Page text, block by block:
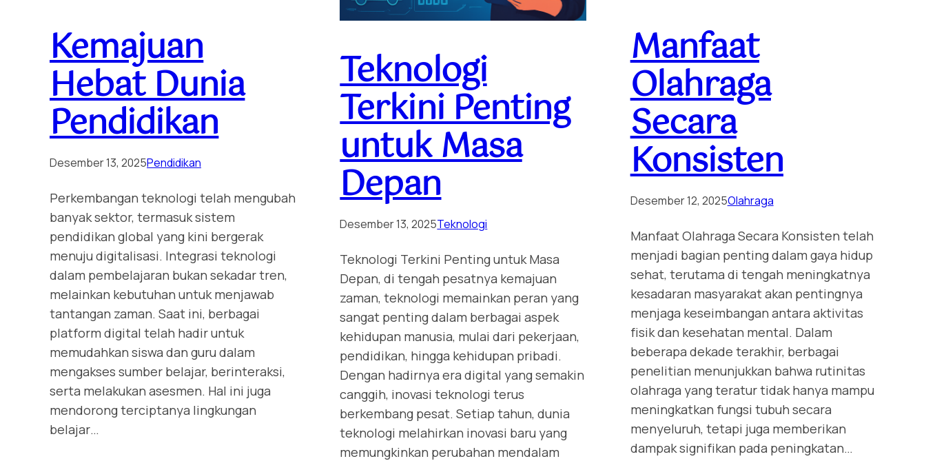
Kemajuan
Hebat Dunia
Pendidikan
Desember 13, 2025Pendidikan
Perkembangan teknologi telah mengubah
banyak sektor, termasuk sistem
pendidikan global yang kini bergerak
menuju digitalisasi. Integrasi teknologi
dalam pembelajaran bukan sekadar tren,
melainkan kebutuhan untuk menjawab
tantangan zaman. Saat ini, berbagai
platform digital telah hadir untuk
memudahkan siswa dan guru dalam
mengakses sumber belajar, berinteraksi,
serta melakukan asesmen. Hal ini juga
mendorong terciptanya lingkungan
belajar…
Teknologi
Terkini Penting
untuk Masa
Depan
Desember 13, 2025Teknologi
Teknologi Terkini Penting untuk Masa
Depan, di tengah pesatnya kemajuan
zaman, teknologi memainkan peran yang
sangat penting dalam berbagai aspek
kehidupan manusia, mulai dari pekerjaan,
pendidikan, hingga kehidupan pribadi.
Dengan hadirnya era digital yang semakin
canggih, inovasi teknologi terus
berkembang pesat. Setiap tahun, dunia
teknologi melahirkan inovasi baru yang
memungkinkan perubahan mendalam
Manfaat
Olahraga
Secara
Konsisten
Desember 12, 2025Olahraga
Manfaat Olahraga Secara Konsisten telah
menjadi bagian penting dalam gaya hidup
sehat, terutama di tengah meningkatnya
kesadaran masyarakat akan pentingnya
menjaga keseimbangan antara aktivitas
fisik dan kesehatan mental. Dalam
beberapa dekade terakhir, berbagai
penelitian menunjukkan bahwa rutinitas
olahraga yang teratur tidak hanya mampu
meningkatkan fungsi tubuh secara
menyeluruh, tetapi juga memberikan
dampak signifikan pada peningkatan…